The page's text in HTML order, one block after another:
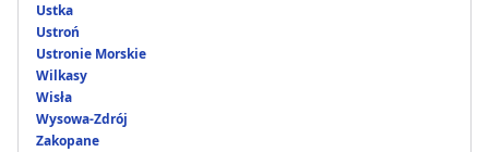
Ustka
Ustroń
Ustronie Morskie
Wilkasy
Wisła
Wysowa-Zdrój
Zakopane